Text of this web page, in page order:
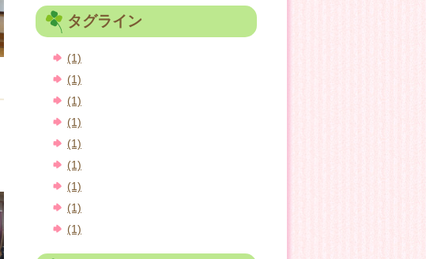
タグライン
(1)
(1)
(1)
(1)
(1)
(1)
(1)
(1)
(1)